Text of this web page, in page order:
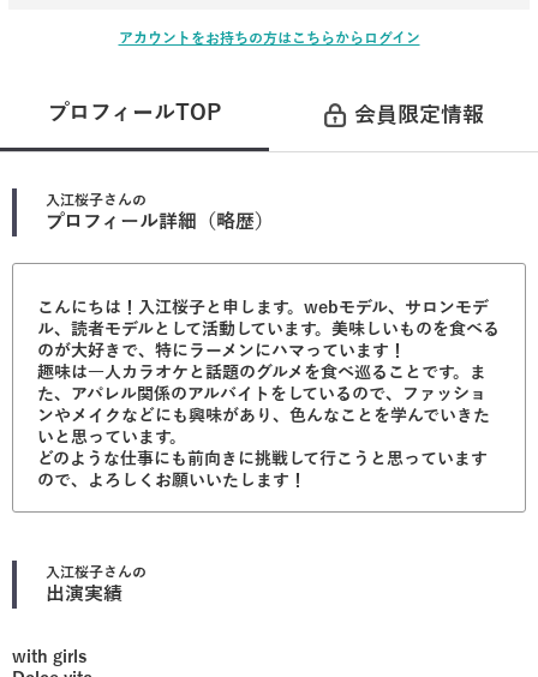
アカウントをお持ちの方はこちらからログイン
プロフィールTOP 会員限定情報
入江桜子さんの
プロフィール詳細（略歴）
こんにちは！入江桜子と申します。webモデル、サロンモデ
ル、読者モデルとして活動しています。美味しいものを食べる
のが大好きで、特にラーメンにハマっています！
趣味は一人カラオケと話題のグルメを食べ巡ることです。ま
た、アパレル関係のアルバイトをしているので、ファッショ
ンやメイクなどにも興味があり、色んなことを学んでいきた
いと思っています。
どのような仕事にも前向きに挑戦して行こうと思っています
ので、よろしくお願いいたします！
入江桜子さんの
出演実績
with girls